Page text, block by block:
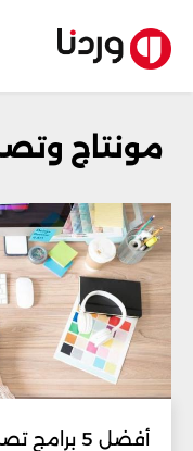
مونتاج
أفضل 5 برامج تصميم جرافيك مجانية 2026